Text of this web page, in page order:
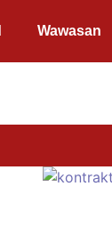
Wawasan